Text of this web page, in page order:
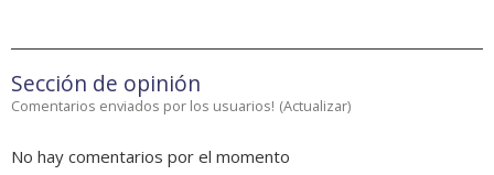
Sección de opinión
Comentarios enviados por los usuarios! (Actualizar)
No hay comentarios por el momento